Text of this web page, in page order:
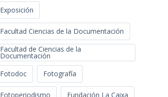
Exposición
Facultad Ciencias de la Documentación
Facultad de Ciencias de la
Documentación
Fotodoc
Fotografía
Fotoperiodismo Fundación La Caixa